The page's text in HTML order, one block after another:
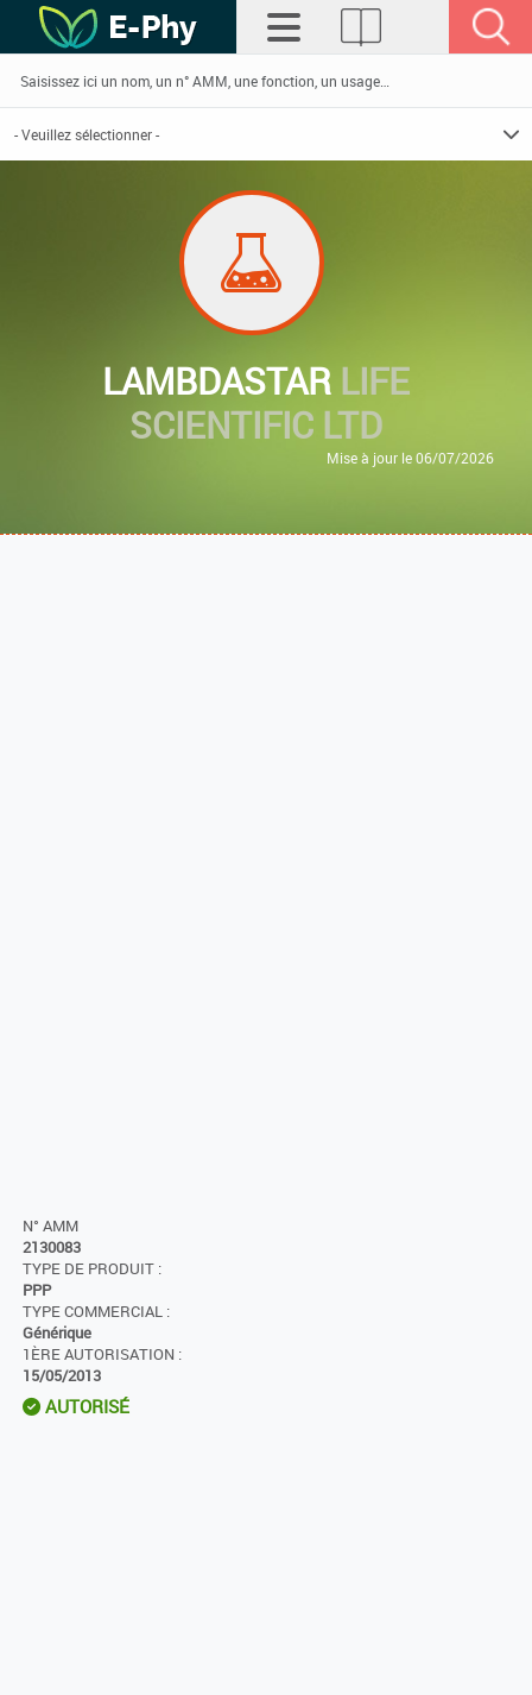
LAMBDASTAR LIFE
SCIENTIFIC LTD
Mise à jour le 06/07/2026
N° AMM
2130083
TYPE DE PRODUIT :
PPP
TYPE COMMERCIAL :
Générique
1ÈRE AUTORISATION :
15/05/2013
AUTORISÉ